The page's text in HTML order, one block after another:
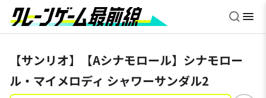
【サンリオ】【Aシナモロール】シナモロー
ル・マイメロディ シャワーサンダル2